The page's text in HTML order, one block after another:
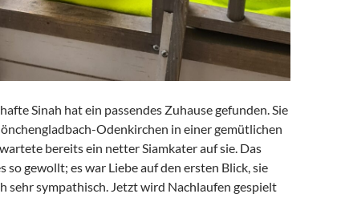
Sinah hat ein passendes Zuhause gefunden. Sie
Odenkirchen in einer gemütlichen
bereits ein netter Siamkater auf sie. Das
so gewollt; es war Liebe auf den ersten Blick, sie
sehr sympathisch. Jetzt wird Nachlaufen gespielt